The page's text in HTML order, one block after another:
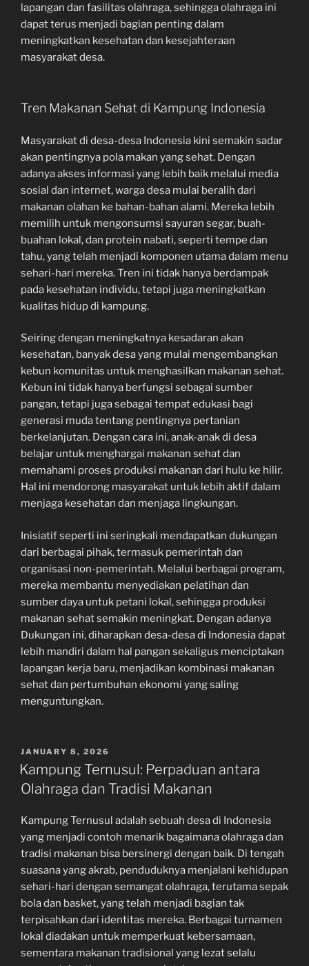
lapangan dan fasilitas olahraga, sehingga olahraga ini
dapat terus menjadi bagian penting dalam
meningkatkan kesehatan dan kesejahteraan
masyarakat desa.
Tren Makanan Sehat di Kampung Indonesia
Masyarakat di desa-desa Indonesia kini semakin sadar
akan pentingnya pola makan yang sehat. Dengan
adanya akses informasi yang lebih baik melalui media
sosial dan internet, warga desa mulai beralih dari
makanan olahan ke bahan-bahan alami. Mereka lebih
memilih untuk mengonsumsi sayuran segar, buah-
buahan lokal, dan protein nabati, seperti tempe dan
tahu, yang telah menjadi komponen utama dalam menu
sehari-hari mereka. Tren ini tidak hanya berdampak
pada kesehatan individu, tetapi juga meningkatkan
kualitas hidup di kampung.
Seiring dengan meningkatnya kesadaran akan
kesehatan, banyak desa yang mulai mengembangkan
kebun komunitas untuk menghasilkan makanan sehat.
Kebun ini tidak hanya berfungsi sebagai sumber
pangan, tetapi juga sebagai tempat edukasi bagi
generasi muda tentang pentingnya pertanian
berkelanjutan. Dengan cara ini, anak-anak di desa
belajar untuk menghargai makanan sehat dan
memahami proses produksi makanan dari hulu ke hilir.
Hal ini mendorong masyarakat untuk lebih aktif dalam
menjaga kesehatan dan menjaga lingkungan.
Inisiatif seperti ini seringkali mendapatkan dukungan
dari berbagai pihak, termasuk pemerintah dan
organisasi non-pemerintah. Melalui berbagai program,
mereka membantu menyediakan pelatihan dan
sumber daya untuk petani lokal, sehingga produksi
makanan sehat semakin meningkat. Dengan adanya
Dukungan ini, diharapkan desa-desa di Indonesia dapat
lebih mandiri dalam hal pangan sekaligus menciptakan
lapangan kerja baru, menjadikan kombinasi makanan
sehat dan pertumbuhan ekonomi yang saling
menguntungkan.
POSTED
ON
JANUARY 8, 2026
Kampung Ternusul: Perpaduan antara
Olahraga dan Tradisi Makanan
Kampung Ternusul adalah sebuah desa di Indonesia
yang menjadi contoh menarik bagaimana olahraga dan
tradisi makanan bisa bersinergi dengan baik. Di tengah
suasana yang akrab, penduduknya menjalani kehidupan
sehari-hari dengan semangat olahraga, terutama sepak
bola dan basket, yang telah menjadi bagian tak
terpisahkan dari identitas mereka. Berbagai turnamen
lokal diadakan untuk memperkuat kebersamaan,
sementara makanan tradisional yang lezat selalu